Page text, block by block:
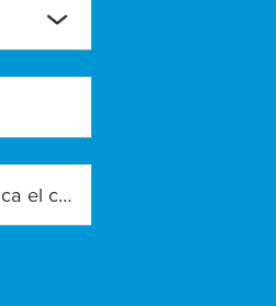
Código postal (Introduzca el código postal exacto)